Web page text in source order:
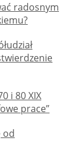
radosnym
i 80 XIX
prace”
od